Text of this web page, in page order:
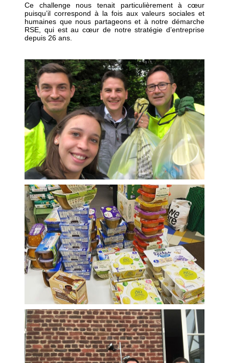
Ce challenge nous tenait particulièrement à cœur
puisqu’il correspond à la fois aux valeurs sociales et
humaines que nous partageons et à notre démarche
RSE, qui est au cœur de notre stratégie d’entreprise
depuis 26 ans.